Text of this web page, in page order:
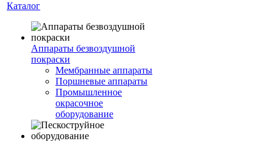
Каталог
Аппараты безвоздушной
покраски
Мембранные аппараты
Поршневые аппараты
Промышленное
окрасочное
оборудование